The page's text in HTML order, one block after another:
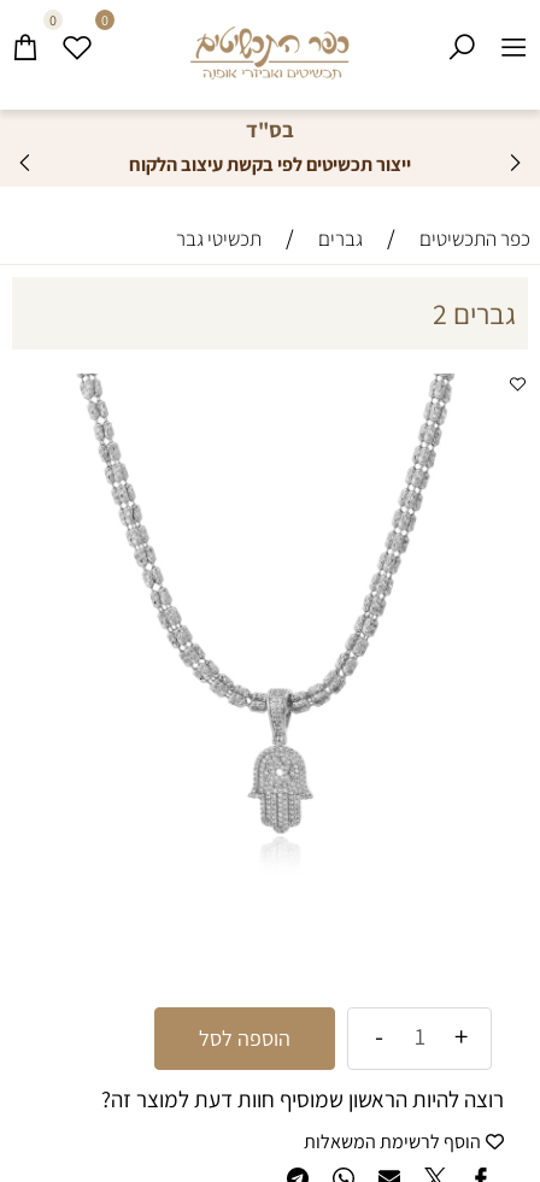
בס"ד
ייצור תכשיטים לפי בקשת עיצוב הלקוח
0 0
כפר התכשיטים / גברים / תכשיטי גבר
גברים 2
הוספה לסל
רוצה להיות הראשון שמוסיף חוות דעת למוצר זה?
הוסף לרשימת המשאלות